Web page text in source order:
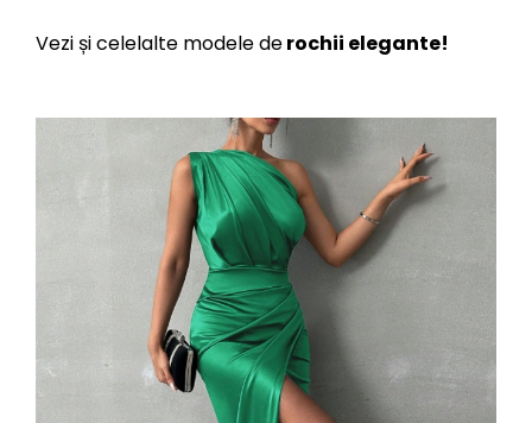
Vezi și celelalte modele derochii elegante!